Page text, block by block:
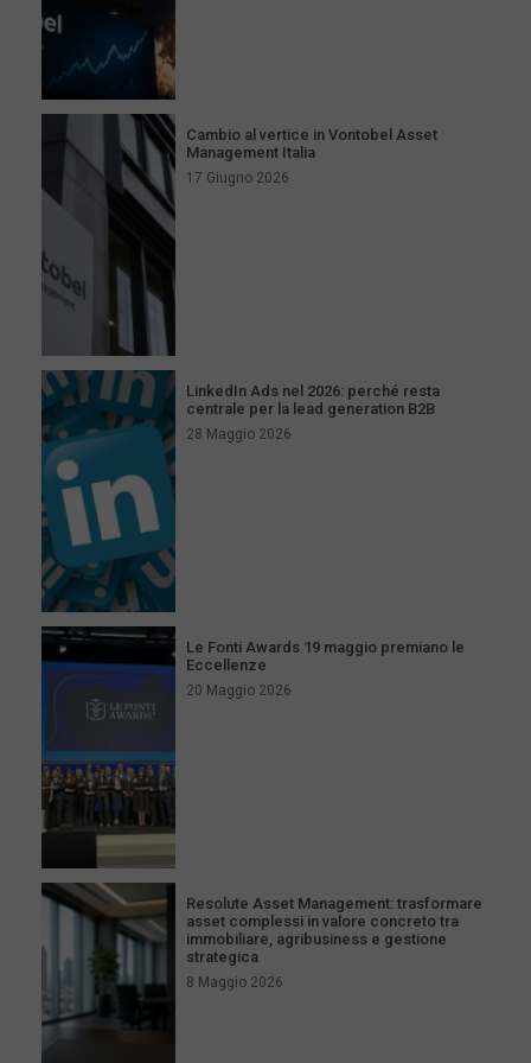
Cambio al vertice in Vontobel Asset
Management Italia
17 Giugno 2026
LinkedIn Ads nel 2026: perché resta
centrale per la lead generation B2B
28 Maggio 2026
Le Fonti Awards 19 maggio premiano le
Eccellenze
20 Maggio 2026
Resolute Asset Management: trasformare
asset complessi in valore concreto tra
immobiliare, agribusiness e gestione
strategica
8 Maggio 2026